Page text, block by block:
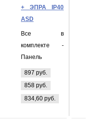
+ ЭПРА IP40
ASD
Все в
комплекте -
Панель
светодиодная
LP-eco
ПРИЗМА 36Вт
160-260В
897 руб.
858 руб.
834,60 руб.